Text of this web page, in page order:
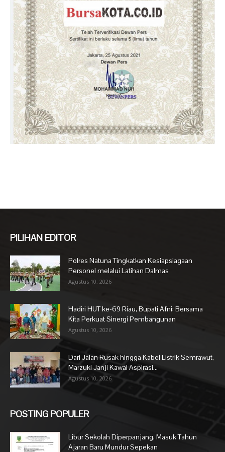
PILIHAN EDITOR
Polres Natuna Tingkatkan Kesiapsiagaan
Personel melalui Latihan Dalmas
Agustus 10, 2026
Hadiri HUT ke-69 Riau, Bupati Afni: Bersama
Kita Perkuat Sinergi Pembangunan
Agustus 10, 2026
Dari Jalan Rusak hingga Kabel Listrik Semrawut,
Marzuki Janji Kawal Aspirasi...
Agustus 10, 2026
POSTING POPULER
Libur Sekolah Diperpanjang, Masuk Tahun
Ajaran Baru Mundur Sepekan